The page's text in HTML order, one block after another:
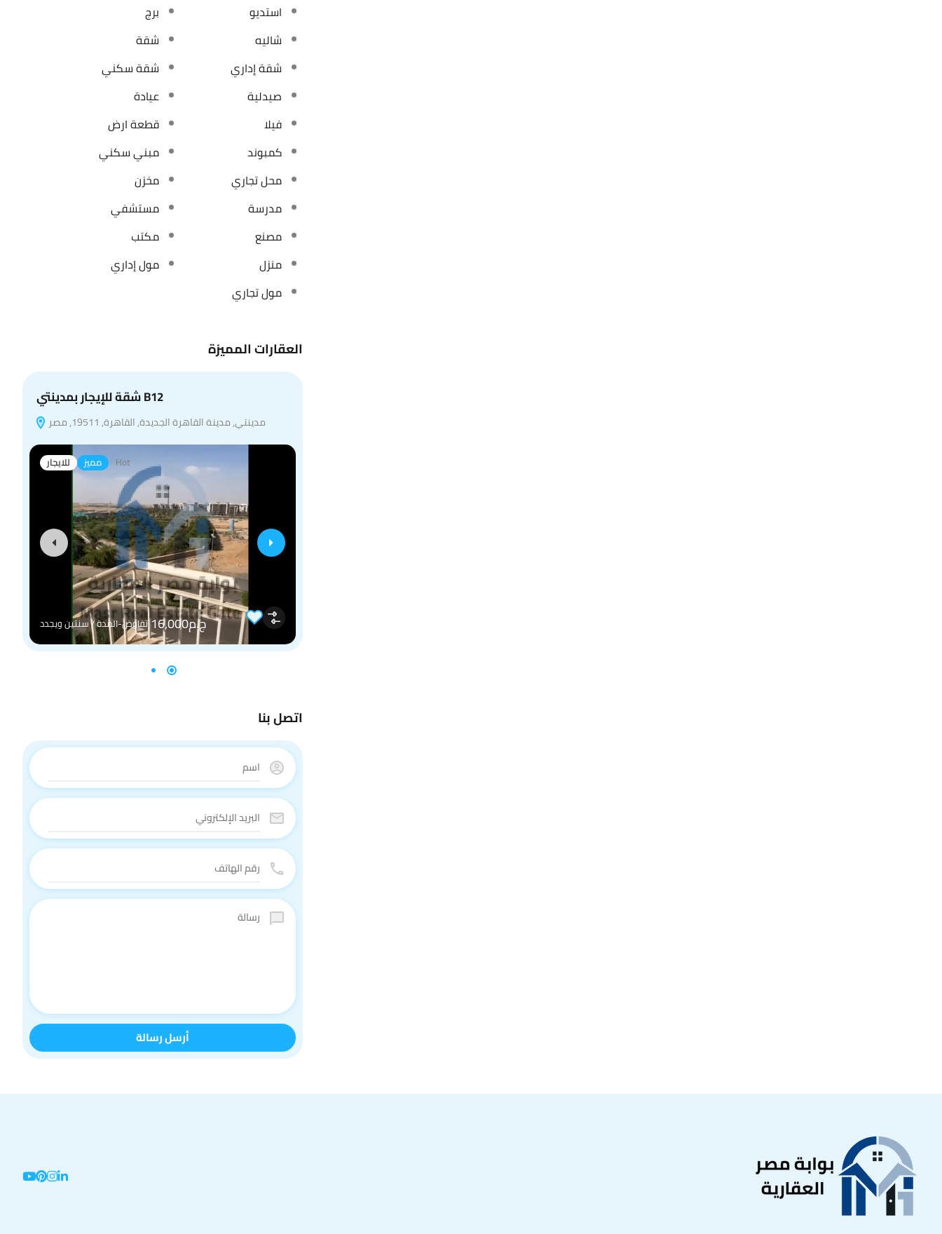
استديو
برج
شاليه
شقة
شقة إداري
شقة سكني
صيدلية
عيادة
فيلا
قطعة ارض
كمبوند
مبني سكني
محل تجاري
مخزن
مدرسة
مستشفي
مصنع
مكتب
منزل
مول إداري
مول تجاري
العقارات المميزة
شقة للإيجار بمدينتي B12
مدينتي, مدينة القاهرة الجديدة, القاهرة, 19511, مصر
للايجار مميز Hot
ج.م16,000 تفاوض-المدة / سنتين ويجدد
اتصل بنا